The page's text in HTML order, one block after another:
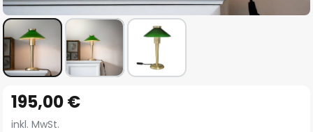
Anfang
der
195,00 €
inkl. MwSt.